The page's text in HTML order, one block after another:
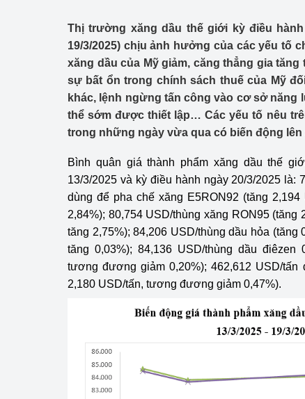
Hoạt động của Bộ
Công Thương -
Chuyển đổi số
Lịch sử phát triển
Bản tin Thị trường
Phát triển nguồn
Phát triển bền
Tổ chức kiểm định
Văn hóa ngành
Tái cơ cấu ngành
Quản lý thị trường
Sử dụng năng
hiệu quả
Thị trường xăng dầu thế giới kỳ điều
19/3/2025) chịu ảnh hưởng của các yếu tố
xăng dầu của Mỹ giảm, căng thẳng gia
sự bất ổn trong chính sách thuế của Mỹ
khác, lệnh ngừng tấn công vào cơ sở năng
thể sớm được thiết lập… Các yếu tố nêu
trong những ngày vừa qua có biến động
Bình quân giá thành phẩm xăng dầu thế
13/3/2025 và kỳ điều hành ngày 20/3/2025 là:
dùng để pha chế xăng E5RON92 (tăng
2,84%); 80,754 USD/thùng xăng RON95
tăng 2,75%); 84,206 USD/thùng dầu hỏa
tăng 0,03%); 84,136 USD/thùng dầu điêzen
tương đương giảm 0,20%); 462,612 USD/tấn
2,180 USD/tấn, tương đương giảm 0,47%).